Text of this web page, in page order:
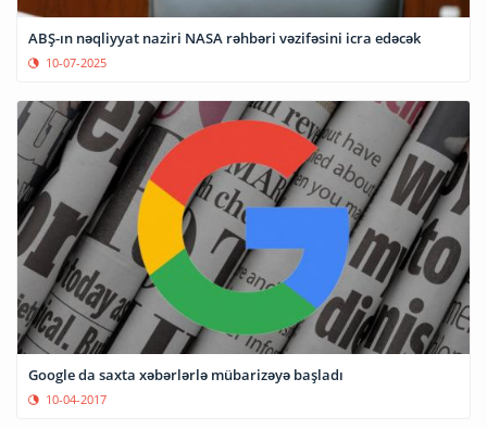
ABŞ-ın nəqliyyat naziri NASA rəhbəri vəzifəsini icra edəcək
10-07-2025
Google da saxta xəbərlərlə mübarizəyə başladı
10-04-2017